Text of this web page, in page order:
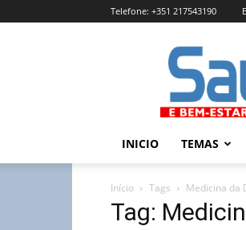
Telefone: +351 217543190
INICIO TEMAS
Início Tags Medicina da
Tag: